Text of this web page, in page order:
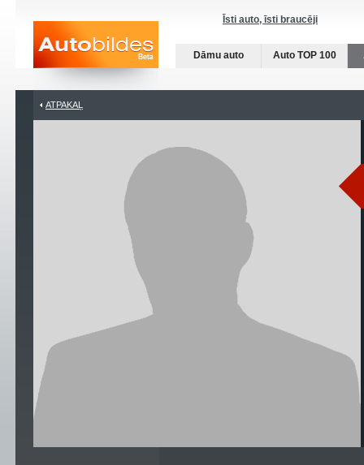
Īsti auto, īsti braucēji
Dāmu auto Auto TOP 100
ATPAKAĻ